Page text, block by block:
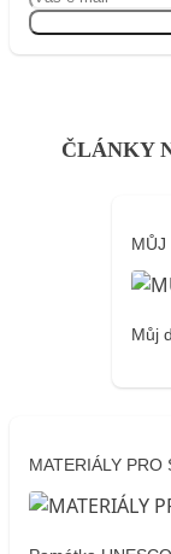
ČLÁNKY
MŮJ
Můj
MATERIÁLY PRO